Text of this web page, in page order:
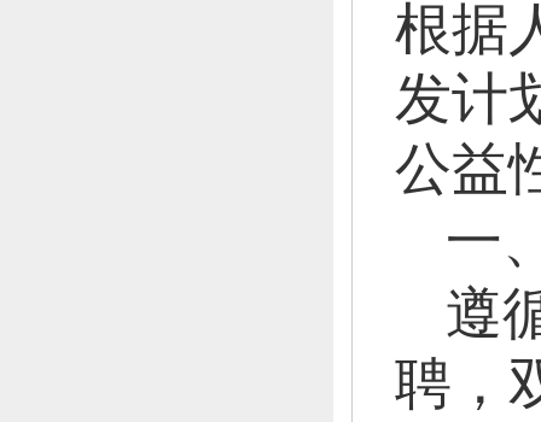
根据
发计
公益
一
遵
聘，